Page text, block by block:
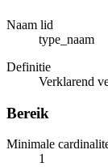
Naam lid
type_naam
Definitie
Verklarend
Bereik
Minimale
1